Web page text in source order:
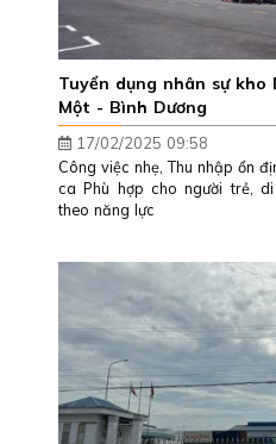
Tuyển dụng nhân sự kho
Một - Bình Dương
17/02/2025 09:58
Công việc nhẹ, Thu nhập ổn
ca Phù hợp cho người trẻ, di
theo năng lực